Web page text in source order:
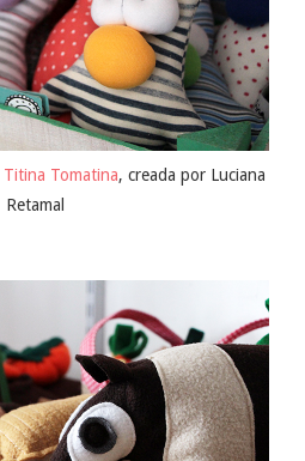
Titina Tomatina, creada por Luciana
Retamal